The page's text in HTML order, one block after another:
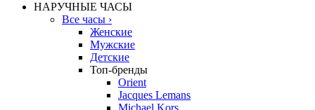
НАРУЧНЫЕ ЧАСЫ
Все часы ›
Женские
Мужские
Детские
Топ-бренды
Orient
Jacques Lemans
Michael Kors